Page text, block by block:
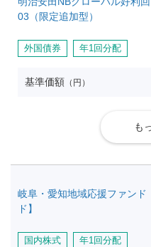
03（限定追加型）
外国債券 年1回分配
基準価額 （円）
も
岐阜・愛知地域応援ファンド
ド】
国内株式 年1回分配